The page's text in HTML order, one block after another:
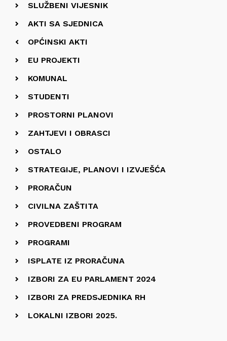
SLUŽBENI VIJESNIK
AKTI SA SJEDNICA
OPĆINSKI AKTI
EU PROJEKTI
KOMUNAL
STUDENTI
PROSTORNI PLANOVI
ZAHTJEVI I OBRASCI
OSTALO
STRATEGIJE, PLANOVI I IZVJEŠĆA
PRORAČUN
CIVILNA ZAŠTITA
PROVEDBENI PROGRAM
PROGRAMI
ISPLATE IZ PRORAČUNA
IZBORI ZA EU PARLAMENT 2024
IZBORI ZA PREDSJEDNIKA RH
LOKALNI IZBORI 2025.